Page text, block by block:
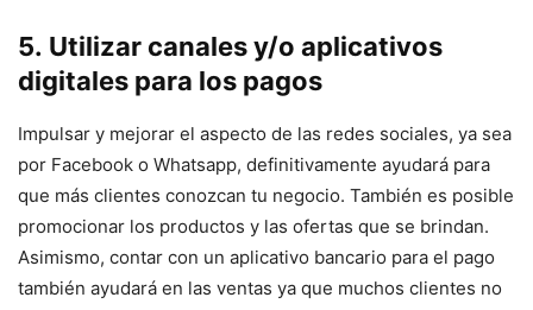
5. Utilizar canales y/o aplicativos
digitales para los pagos
Impulsar y mejorar el aspecto de las redes sociales, ya sea
por Facebook o Whatsapp, definitivamente ayudará para
que más clientes conozcan tu negocio. También es posible
promocionar los productos y las ofertas que se brindan.
Asimismo, contar con un aplicativo bancario para el pago
también ayudará en las ventas ya que muchos clientes no